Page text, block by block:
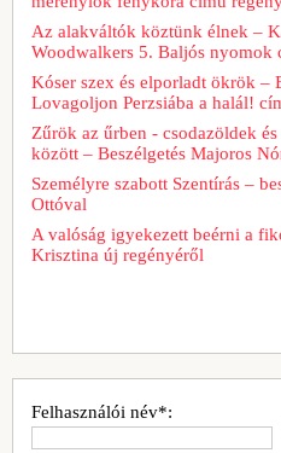
Az alakváltók köztünk élnek –
Woodwalkers 5. Baljós nyomok
Kóser szex és elporladt ökrök –
Lovagoljon Perzsiába a halál!
Zűrök az űrben - csodazöldek
között – Beszélgetés Majoros
Személyre szabott Szentírás –
Ottóval
A valóság igyekezett beérni a
Krisztina új regényéről
Felhasználói név*: